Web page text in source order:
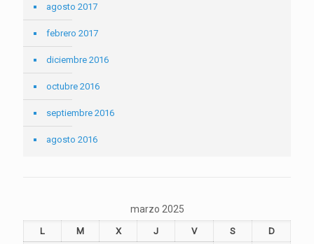
agosto 2017
febrero 2017
diciembre 2016
octubre 2016
septiembre 2016
agosto 2016
marzo 2025
L M X J V S
D